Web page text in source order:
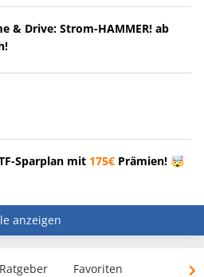
& Drive: Strom-HAMMER! ab
Sparplan mit 175€ Prämien! 🤯
anzeigen
Favoriten